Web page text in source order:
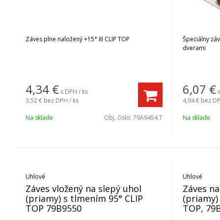
Záves plne naložený +15° III CLIP TOP
4,34 € s DPH / ks
3,52 € bez DPH / ks
Na sklade Obj. čislo: 79A9454.T
Špeciálny
dverami
6,07 €
4,94 € bez
Na sklade
Uhlové
Záves vložený na slepý uhol
(priamy) s tlmením 95° CLIP
TOP 79B9550
Uhlové
Záves
(priamy)
TOP,